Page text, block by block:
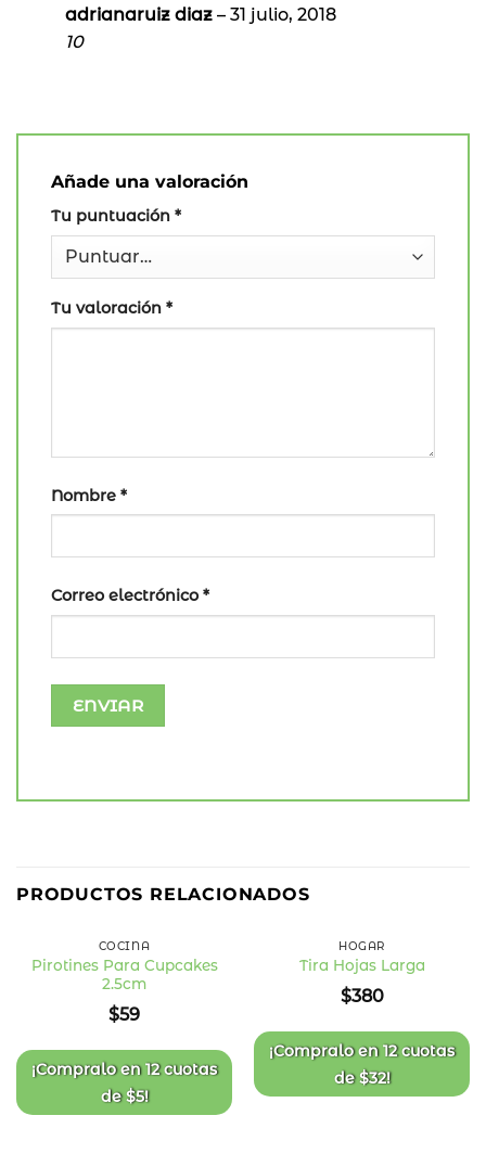
Valorado
5
adrianaruiz diaz – 31 julio, 2018
10
Añade una valoración
Tu puntuación *
Tu valoración *
Nombre *
Correo electrónico *
PRODUCTOS RELACIONADOS
COCINA
Pirotines Para Cupcakes
2.5cm
$59
¡Compralo en12 cuotas
de$5!
de
deseos
HOGAR
Tira Hojas Larga
$380
¡Compralo en12 cuotas
de$32!